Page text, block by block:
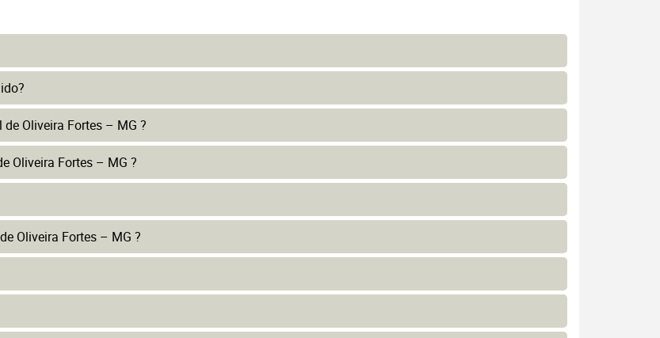
Oliveira Fortes – MG ?
Oliveira Fortes – MG ?
Oliveira Fortes – MG ?